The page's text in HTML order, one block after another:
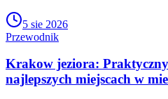
5 sie 2026
Przewodnik
Krakow jeziora:
najlepszych miejscach w